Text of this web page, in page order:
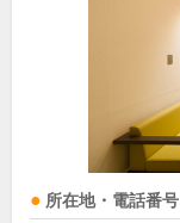
所在地・電話番号